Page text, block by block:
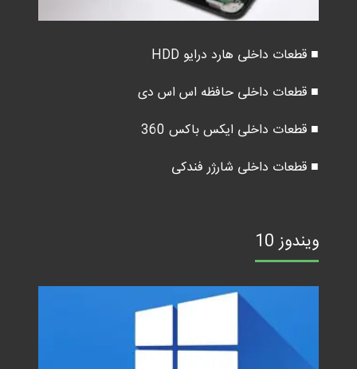
■ قطعات داخلی هارد درایو HDD
■ قطعات داخلی حافظه اس اس دی
■ قطعات داخلی ایکس باکس 360
■ قطعات داخلی شارژر فندکی
ویندوز 10